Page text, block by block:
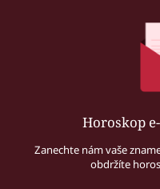
Horoskop
Zanechte nám vaše
obdržíte